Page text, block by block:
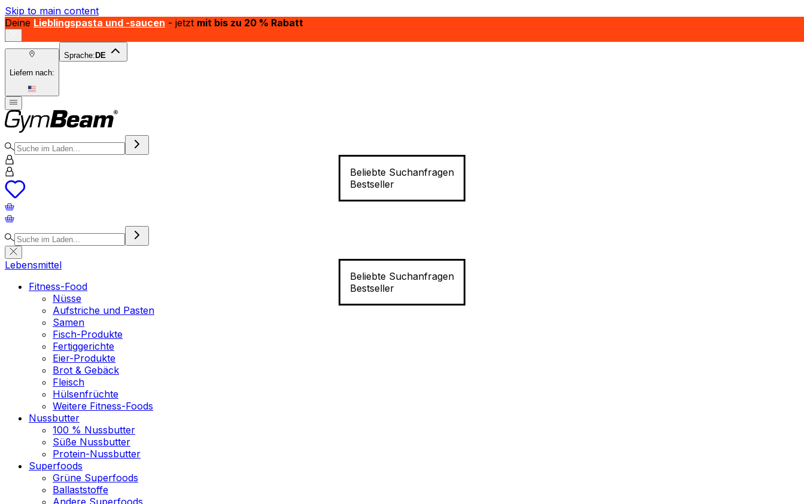
Skip to main content
Deine Lieblingspasta und -saucen - jetzt mit bis zu 20 % Rabatt
Liefern nach:
Sprache: DE
Beliebte Suchanfragen
Bestseller
Beliebte Suchanfragen
Bestseller
Lebensmittel
Fitness-Food
Nüsse
Aufstriche und Pasten
Samen
Fisch-Produkte
Fertiggerichte
Eier-Produkte
Brot & Gebäck
Fleisch
Hülsenfrüchte
Weitere Fitness-Foods
Nussbutter
100 % Nussbutter
Süße Nussbutter
Protein-Nussbutter
Superfoods
Grüne Superfoods
Ballaststoffe
Andere Superfoods